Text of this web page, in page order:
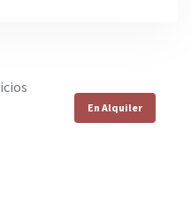
En Alquiler